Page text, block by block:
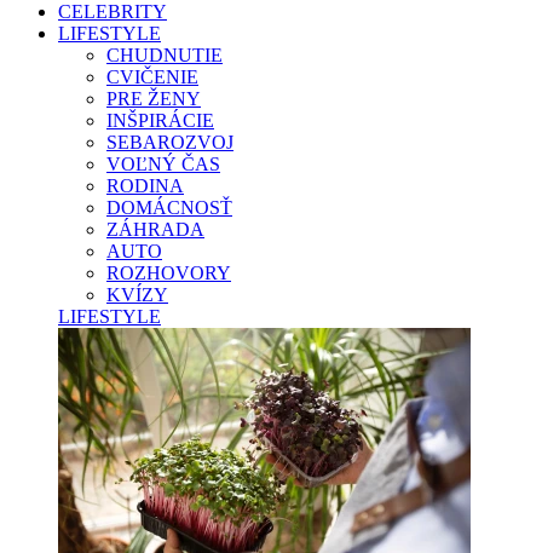
CELEBRITY
LIFESTYLE
CHUDNUTIE
CVIČENIE
PRE ŽENY
INŠPIRÁCIE
SEBAROZVOJ
VOĽNÝ ČAS
RODINA
DOMÁCNOSŤ
ZÁHRADA
AUTO
ROZHOVORY
KVÍZY
LIFESTYLE